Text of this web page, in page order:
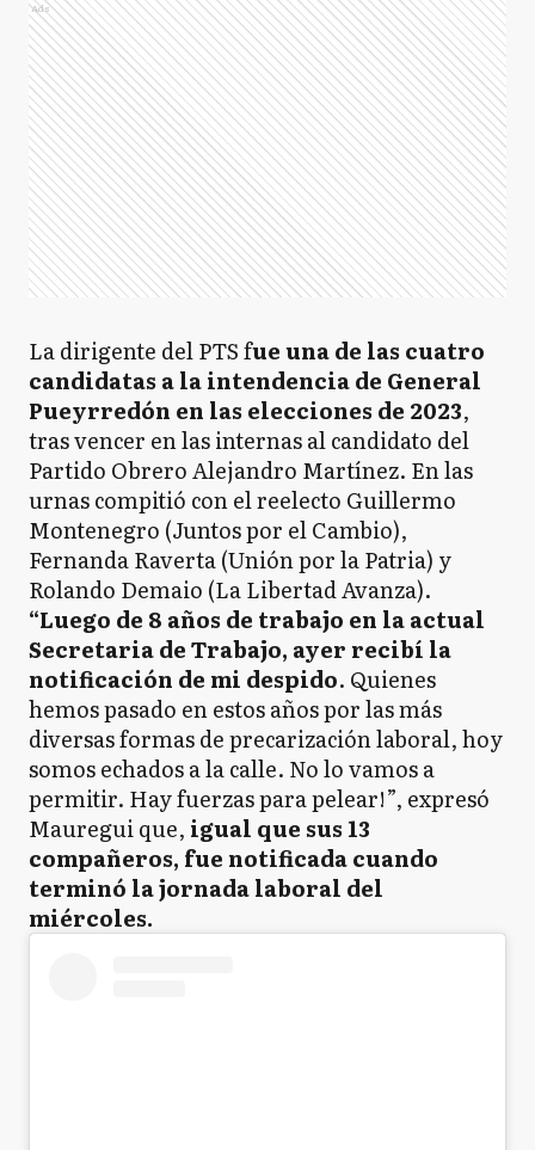
Ads
La dirigente del PTS fue una de las cuatro
candidatas a la intendencia de General
Pueyrredón en las elecciones de 2023,
tras vencer en las internas al candidato del
Partido Obrero Alejandro Martínez. En las
urnas compitió con el reelecto Guillermo
Montenegro (Juntos por el Cambio),
Fernanda Raverta (Unión por la Patria) y
Rolando Demaio (La Libertad Avanza).
“Luego de 8 años de trabajo en la actual
Secretaria de Trabajo, ayer recibí la
notificación de mi despido. Quienes
hemos pasado en estos años por las más
diversas formas de precarización laboral, hoy
somos echados a la calle. No lo vamos a
permitir. Hay fuerzas para pelear!”, expresó
Mauregui que, igual que sus 13
compañeros, fue notificada cuando
terminó la jornada laboral del
miércoles.